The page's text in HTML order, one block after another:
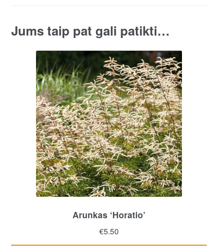
Jums taip pat gali patikti…
Arunkas ‘Horatio’
€5.50